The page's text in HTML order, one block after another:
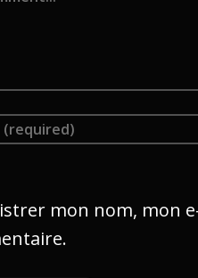
mon nom, mon